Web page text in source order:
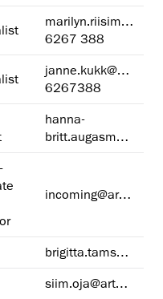
marilyn.riisimae@artun.ee
6267 388
janne.kukk@artun.ee
6267388
hanna-
britt.augasmagi@artun.ee
incoming@artun.ee
brigitta.tamsar@artun.ee
siim.oja@artun.ee